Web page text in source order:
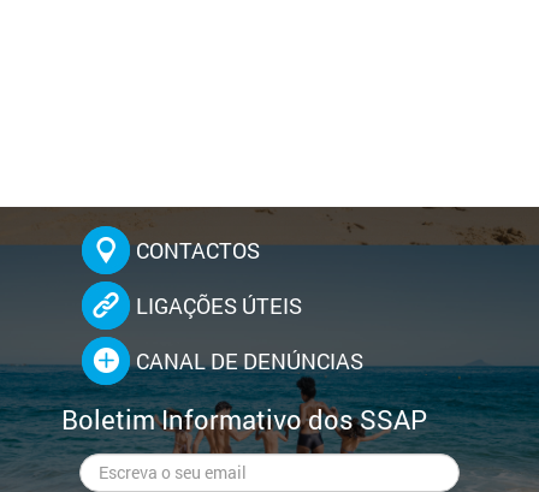
CONTACTOS
LIGAÇÕES ÚTEIS
CANAL DE DENÚNCIAS
Boletim Informativo dos SSAP